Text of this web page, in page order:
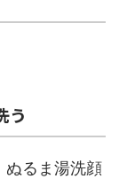
う
ぬるま湯洗顔